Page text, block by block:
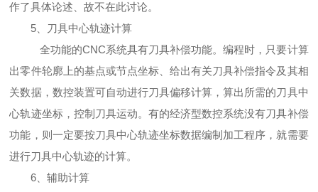
作了具体论述、故不在此讨论。
5、刀具中心轨迹计算
全功能的CNC系统具有刀具补偿功能。编程时，只要计算
出零件轮廓上的基点或节点坐标、给出有关刀具补偿指令及其相
关数据，数控装置可自动进行刀具偏移计算，算出所需的刀具中
心轨迹坐标，控制刀具运动。有的经济型数控系统没有刀具补偿
功能，则一定要按刀具中心轨迹坐标数据编制加工程序，就需要
进行刀具中心轨迹的计算。
6、辅助计算